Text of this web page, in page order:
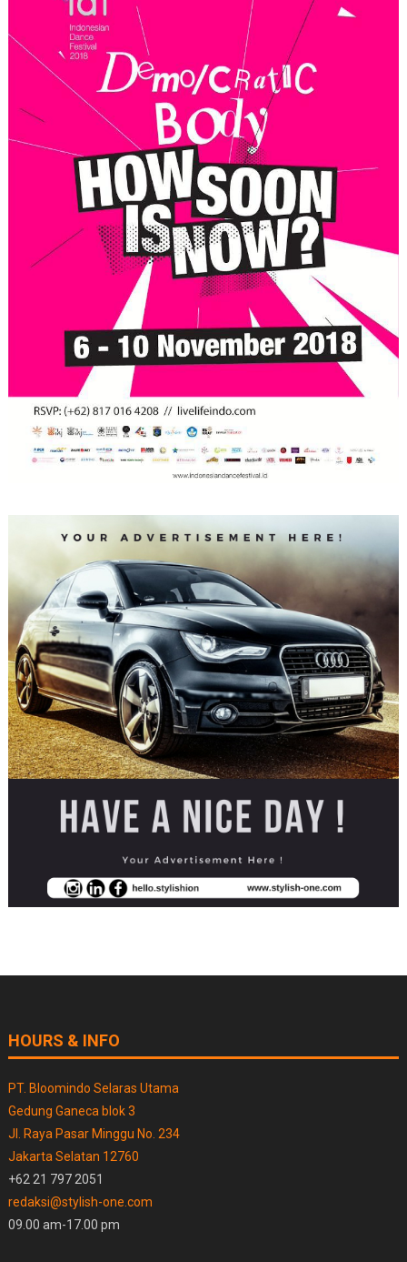
HOURS & INFO
PT. Bloomindo Selaras Utama
Gedung Ganeca blok 3
Jl. Raya Pasar Minggu No. 234
Jakarta Selatan 12760
+62 21 797 2051
redaksi@stylish-one.com
09.00 am-17.00 pm